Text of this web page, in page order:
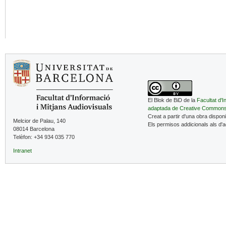
Melcior de Palau, 140
08014 Barcelona
Telèfon: +34 934 035 770
Intranet
El Blok de BiD de la Facultat
adaptada de Creative
Creat a partir d'una obra
Els permisos addicionals als